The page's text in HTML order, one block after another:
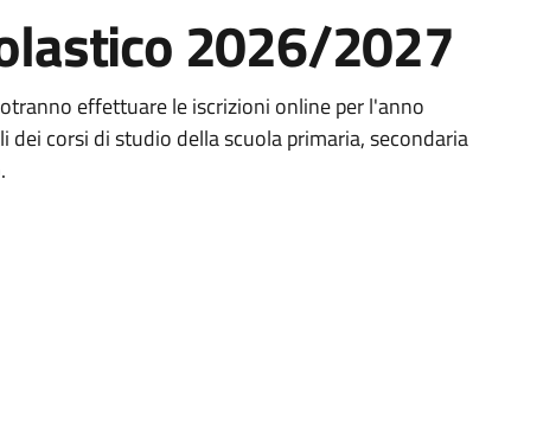
2026/2027
effettuare le iscrizioni online per l'anno
corsi di studio della scuola primaria, secondaria